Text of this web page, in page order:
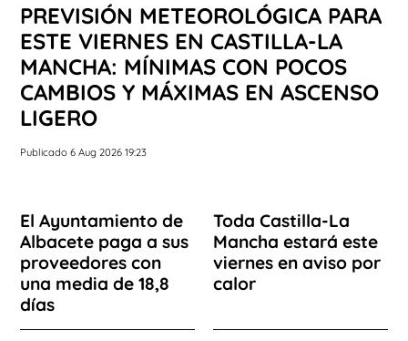
PREVISIÓN METEOROLÓGICA PARA
ESTE VIERNES EN CASTILLA-LA
MANCHA: MÍNIMAS CON POCOS
CAMBIOS Y MÁXIMAS EN ASCENSO
LIGERO
Publicado 6 Aug 2026 19:23
El Ayuntamiento de
Albacete paga a sus
proveedores con
una media de 18,8
días
Toda Castilla-La
Mancha estará este
viernes en aviso por
calor